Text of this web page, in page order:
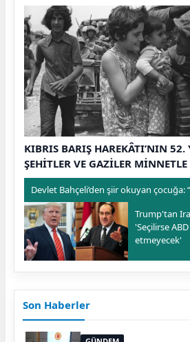
KIBRIS BARIŞ HAREKÂTI’NIN
ŞEHİTLER VE GAZİLER
Devlet Bahçeli’den şiir okuyan çocuğa:
Trump'tan
'Seçilirse
etmeyecek'
Son Haberler